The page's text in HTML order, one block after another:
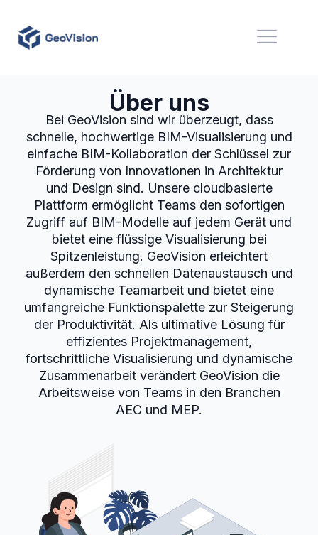
Über uns
Bei GeoVision sind wir überzeugt, dass
schnelle, hochwertige BIM-Visualisierung und
einfache BIM-Kollaboration der Schlüssel zur
Förderung von Innovationen in Architektur
und Design sind. Unsere cloudbasierte
Plattform ermöglicht Teams den sofortigen
Zugriff auf BIM-Modelle auf jedem Gerät und
bietet eine flüssige Visualisierung bei
Spitzenleistung. GeoVision erleichtert
außerdem den schnellen Datenaustausch und
dynamische Teamarbeit und bietet eine
umfangreiche Funktionspalette zur Steigerung
der Produktivität. Als ultimative Lösung für
effizientes Projektmanagement,
fortschrittliche Visualisierung und dynamische
Zusammenarbeit verändert GeoVision die
Arbeitsweise von Teams in den Branchen
AEC und MEP.